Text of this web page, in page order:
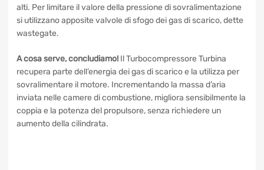
alti. Per limitare il valore della pressione di sovralimentazione
si utilizzano apposite valvole di sfogo dei gas di scarico, dette
wastegate.
A cosa serve, concludiamo! Il Turbocompressore Turbina
recupera parte dell’energia dei gas di scarico e la utilizza per
sovralimentare il motore. Incrementando la massa d’aria
inviata nelle camere di combustione, migliora sensibilmente la
coppia e la potenza del propulsore, senza richiedere un
aumento della cilindrata.